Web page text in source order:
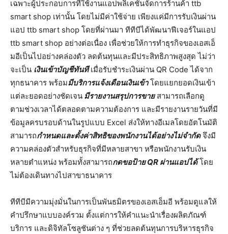
เฉพาะผู้ประกอบการที่ใช้งานแอปพลิเคชันจัดการร้านค้า ttb
smart shop เท่านั้น โดยไม่มีค่าใช้จ่าย เพียงแค่มีการรับเงินผ่าน
แอป ttb smart shop โดยที่ผ่านมา ทีทีบีได้พัฒนาฟีเจอร์ในแอป
ttb smart shop อย่างต่อเนื่อง เพื่อช่วยให้การทำธุรกิจของเอสเอ็
มอีเป็นไปอย่างคล่องตัว ลดต้นทุนและมีประสิทธิภาพสูงสุด ไม่ว่า
จะเป็น เงินเข้าบัญชีทันทีเมื่อรับชำระเงินผ่าน QR Code ได้จาก
ทุกธนาคาร พร้อมมีบริการแจ้งเตือนเงินเข้าโดยแยกยอดเงินเข้า
แต่ละยอดอย่างชัดเจน มีรายงานสรุปการขายสามารถเลือกดู
ตามช่วงเวลาได้ตลอดตามความต้องการ และมีรายงานรายวันที่มี
ข้อมูลครบรอบด้านในรูปแบบ Excel ส่งให้ทางอีเมลโดยอัตโนมัติ
สามารถกำหนดและตั้งค่าสิทธิของพนักงานได้อย่างไม่จำกัดจึงมี
ความคล่องตัวสำหรับธุรกิจที่มีหลายสาขา หรือพนักงานรับเงิน
หลายตำแหน่ง พร้อมทั้งสามารถกดขอป้ายQR ผ่านแอปได้โดย
ไม่ต้องเดินทางไปสาขาธนาคาร
ทีทีบีมีความมุ่งมั่นในการเป็นพันธมิตรของเอสเอ็มอี พร้อมดูแลให้
คำปรึกษาแบบองค์รวม ตั้งแต่การให้คำแนะนำเรื่องผลิตภัณฑ์
บริการ และดิจิทัลโซลูชันต่าง ๆ ที่ช่วยลดต้นทุนการบริหารธุรกิจ